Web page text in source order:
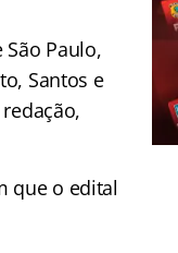
Paulo,
Santos e
que o edital